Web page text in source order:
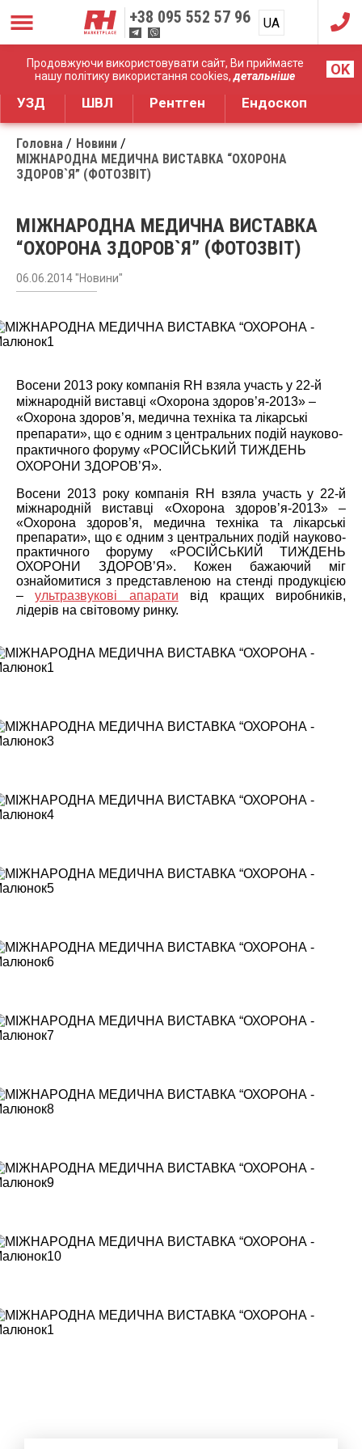
Продовжуючи використовувати сайт, Ви приймаєте
нашу політику використання cookies,детальніше OK
+38 095 552 57 96 UA
RU
Дистрибуція медичного обладнання
УЗД ШВЛ Рентген Ендоскоп
Головна
Новини
МІЖНАРОДНА МЕДИЧНА ВИСТАВКА “ОХОРОНА
ЗДОРОВ`Я” (ФОТОЗВІТ)
МІЖНАРОДНА МЕДИЧНА ВИСТАВКА
“ОХОРОНА ЗДОРОВ`Я” (ФОТОЗВІТ)
06.06.2014 "Новини"
Восени 2013 року компанія RH взяла участь у 22-й
міжнародній виставці «Охорона здоров’я-2013» –
«Охорона здоров’я, медична техніка та лікарські
препарати», що є одним з центральних подій науково-
практичного форуму «РОСІЙСЬКИЙ ТИЖДЕНЬ
ОХОРОНИ ЗДОРОВ’Я».
Восени 2013 року компанія RH взяла участь у 22-й
міжнародній виставці «Охорона здоров’я-2013» –
«Охорона здоров’я, медична техніка та лікарські
препарати», що є одним з центральних подій науково-
практичного форуму «РОСІЙСЬКИЙ ТИЖДЕНЬ
ОХОРОНИ ЗДОРОВ’Я». Кожен бажаючий міг
ознайомитися з представленою на стенді продукцією
–ультразвукові апарати від кращих виробників,
лідерів на світовому ринку.